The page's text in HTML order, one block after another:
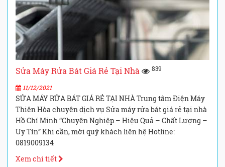
Sửa Máy Rửa Bát Giá Rẻ Tại Nhà 839
11/12/2021
SỬA MÁY RỬA BÁT GIÁ RẺ TẠI NHÀ Trung tâm Điện Máy
Thiên Hòa chuyên dịch vụ Sửa máy rửa bát giá rẻ tại nhà
Hồ Chí Minh “Chuyên Nghiệp – Hiệu Quả – Chất Lượng –
Uy Tín” Khi cần, mời quý khách liên hệ Hotline:
0819009134
Xem chi tiết